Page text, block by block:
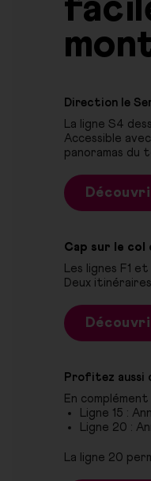
Direction le
La ligne S4
Accessible
panoramas du
Cap sur le col
Les lignes F1
Deux
Profitez aussi
En
Ligne 15 :
Ligne 20 :
La ligne 20